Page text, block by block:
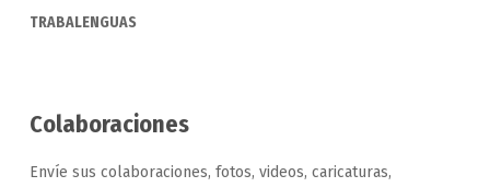
TRABALENGUAS
Colaboraciones
Envíe sus colaboraciones, fotos, videos, caricaturas,